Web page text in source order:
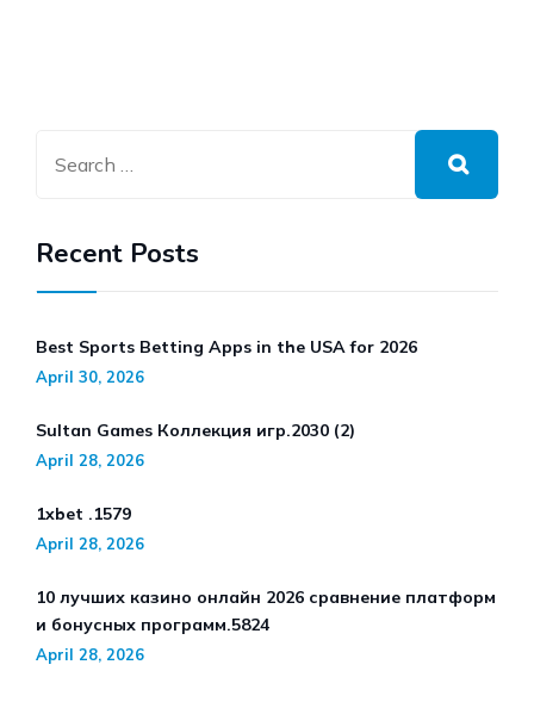
Recent Posts
Best Sports Betting Apps in the USA for 2026
April 30, 2026
Sultan Games Коллекция игр.2030 (2)
April 28, 2026
1xbet .1579
April 28, 2026
10 лучших казино онлайн 2026 сравнение платформ
и бонусных программ.5824
April 28, 2026